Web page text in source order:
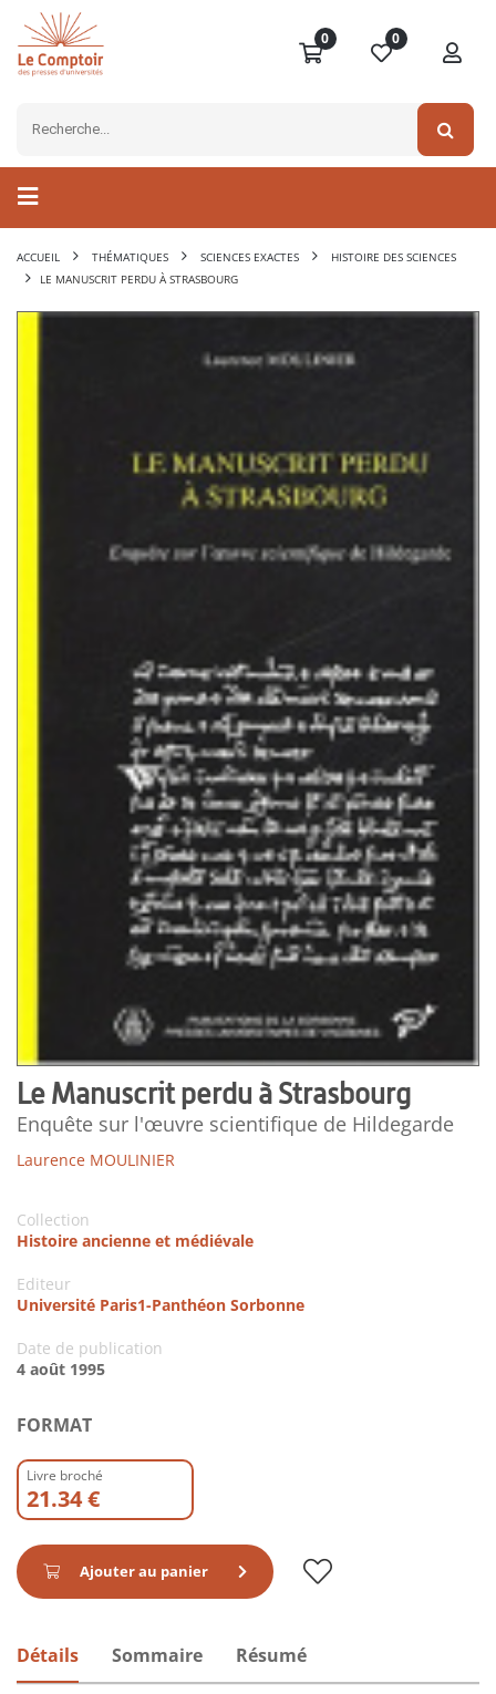
0 0
ACCUEIL THÉMATIQUES SCIENCES EXACTES
HISTOIRE DES SCIENCES
LE MANUSCRIT PERDU À STRASBOURG
Le Manuscrit perdu à Strasbourg
Enquête sur l'œuvre scientifique de Hildegarde
Laurence MOULINIER
Collection
Histoire ancienne et médiévale
Editeur
Université Paris1-Panthéon Sorbonne
Date de publication
4 août 1995
FORMAT
Livre broché
21.34 €
Ajouter au panier
Détails Sommaire Résumé